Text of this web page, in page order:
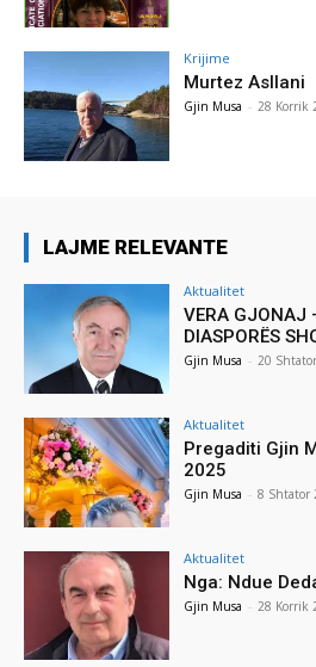
Krijime
Murtez Asllani
Gjin Musa - 28 Korrik
LAJME RELEVANTE
Aktualitet
VERA GJONAJ
DIASPORËS
Gjin Musa - 20
Aktualitet
Pregaditi Gjin
2025
Gjin Musa - 8 Shtator
Aktualitet
Nga: Ndue
Gjin Musa - 28 Korrik